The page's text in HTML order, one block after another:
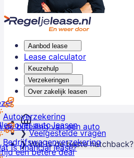
Aanbod lease
Lease calculator
Keuzehulp
de bijtelling van een auto
een betere deal
Verzekeringen
Autoverzekering
Bedrijfswagenverzekering
Over zakelijk leasen
over auto leasen
is financial lease?
Veelgestelde vragen
Wat is de beste hatchback?